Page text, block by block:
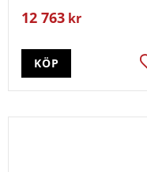
12 763 kr
KÖP